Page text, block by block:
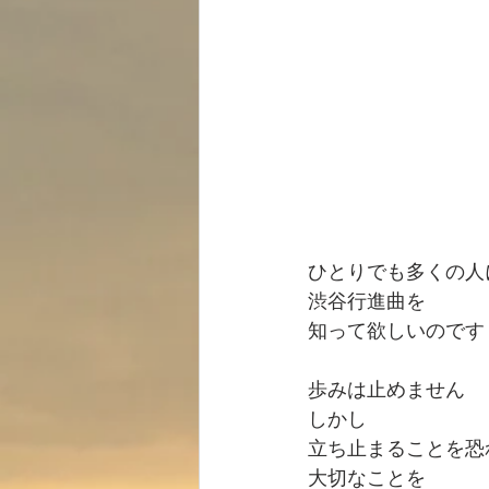
ひとりでも多くの
渋谷行進曲を
知って欲しいのです
歩みは止めません
しかし
立ち止まることを
大切なことを